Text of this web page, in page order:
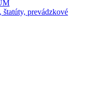
štatúty, prevádzkové